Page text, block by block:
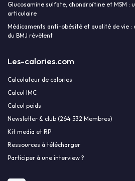
Glucosamine sulfate, chondroïtine et MSM :
articulaire
Médicaments anti-obésité et qualité de vie :
du BMJ révèlent
Les-calories.com
Calculateur de calories
Calcul IMC
Calcul poids
Newsletter & club (264 532 Membres)
Kit media et RP
Ressources à télécharger
Participer à une interview ?